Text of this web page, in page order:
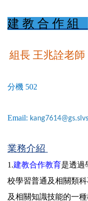
建 教 合 作 組
組長 王兆詮老師
分機 502
Email:
業務介紹
1.建教合作教育是透過
校學習普通及相關類
及相關知識技能的一種